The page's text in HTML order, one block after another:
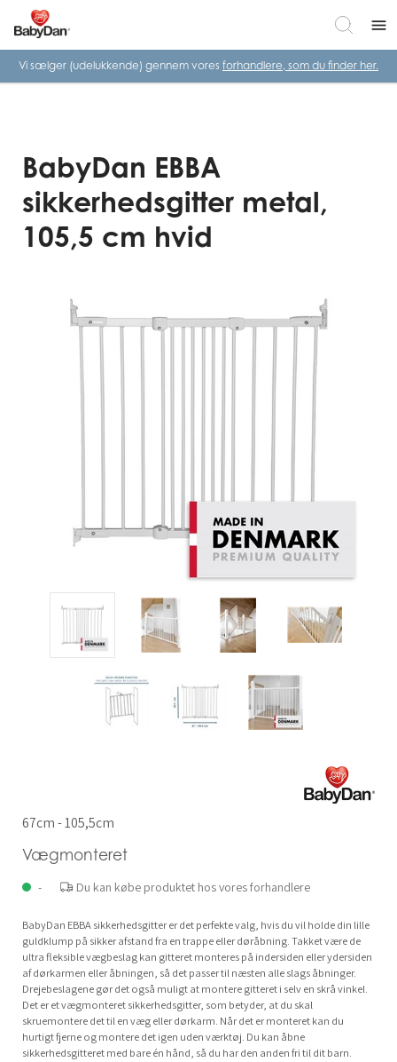
menu
Vi sælger (udelukkende) gennem vores forhandlere, som du finder her.
67cm - 105,5cm
Vægmonteret
- Du kan købe produktet hos vores forhandlere
BabyDan EBBA sikkerhedsgitter er det perfekte valg, hvis du vil holde din lille
guldklump på sikker afstand fra en trappe eller døråbning. Takket være de
ultra fleksible vægbeslag kan gitteret monteres på indersiden eller ydersiden
af dørkarmen eller åbningen, så det passer til næsten alle slags åbninger.
Drejebeslagene gør det også muligt at montere gitteret i selv en skrå vinkel.
Det er et vægmonteret sikkerhedsgitter, som betyder, at du skal
skruemontere det til en væg eller dørkarm. Når det er monteret kan du
hurtigt fjerne og montere det igen uden værktøj. Du kan åbne
sikkerhedsgitteret med bare én hånd, så du har den anden fri til dit barn.
BabyDan EBBA
sikkerhedsgitter metal,
105,5 cm hvid